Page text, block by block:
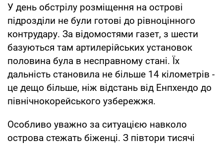
У день обстрілу розміщення на острові
підрозділи не були готові до рівноцінного
контрудару. За відомостями газет, з шести
базуються там артилерійських установок
половина була в несправному стані. Їх
дальність становила не більше 14 кілометрів -
це дещо більше, ніж відстань від Енпхендо до
північнокорейського узбережжя.
Особливо уважно за ситуацією навколо
острова стежать біженці. З півтори тисячі